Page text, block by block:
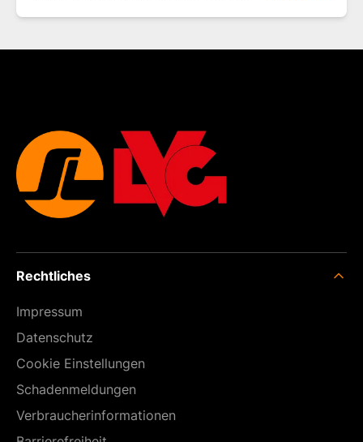
Rechtliches
Impressum
Datenschutz
Cookie Einstellungen
Schadenmeldungen
Verbraucherinformationen